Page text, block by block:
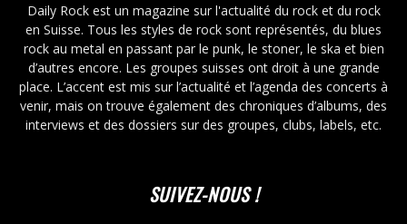
Daily Rock est un magazine sur l'actualité du rock et du rock
en Suisse. Tous les styles de rock sont représentés, du blues
rock au metal en passant par le punk, le stoner, le ska et bien
d’autres encore. Les groupes suisses ont droit à une grande
place. L’accent est mis sur l’actualité et l’agenda des concerts à
venir, mais on trouve également des chroniques d’albums, des
interviews et des dossiers sur des groupes, clubs, labels, etc.
SUIVEZ-NOUS !